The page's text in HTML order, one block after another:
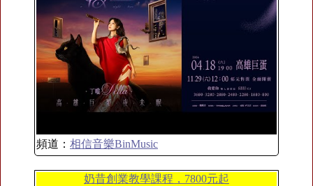
頻道： 相信音樂BinMusic
奶昔創業教學課程，7800元起